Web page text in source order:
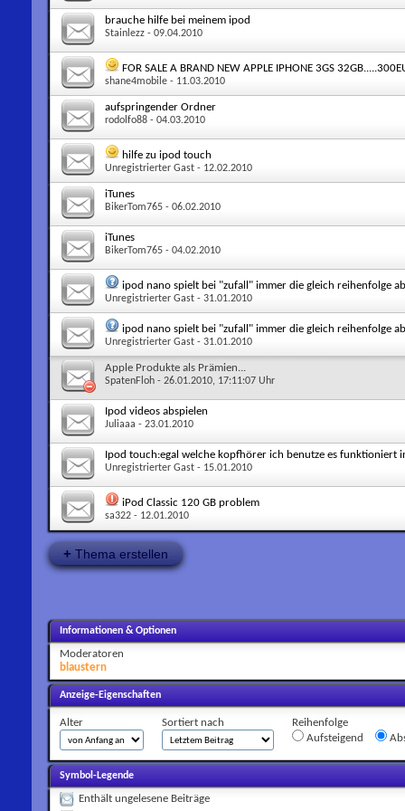
brauche hilfe bei meinem ipod
Stainlezz - 09.04.2010
FOR SALE A BRAND NEW APPLE IPHONE 3GS
shane4mobile - 11.03.2010
aufspringender Ordner
rodolfo88 - 04.03.2010
hilfe zu ipod touch
Unregistrierter Gast - 12.02.2010
iTunes
BikerTom765 - 06.02.2010
iTunes
BikerTom765 - 04.02.2010
ipod nano spielt bei "zufall" immer die gleich reihenfolge
Unregistrierter Gast - 31.01.2010
ipod nano spielt bei "zufall" immer die gleich reihenfolge
Unregistrierter Gast - 31.01.2010
Apple Produkte als Prämien...
SpatenFloh - 26.01.2010, 17:11:07 Uhr
Ipod videos abspielen
Juliaaa - 23.01.2010
Ipod touch:egal welche kopfhörer ich benutze es funktioniert
Unregistrierter Gast - 15.01.2010
iPod Classic 120 GB problem
sa322 - 12.01.2010
+ Thema erstellen
Informationen & Optionen
Moderatoren
blaustern
Anzeige-Eigenschaften
Alter Sortiert nach
Reihenfolge
Aufsteigend
Symbol-Legende
Enthält ungelesene Beiträge